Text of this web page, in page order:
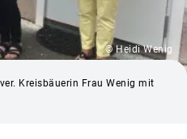
© Heidi Wenig
Kreisbäuerin Frau Wenig mit